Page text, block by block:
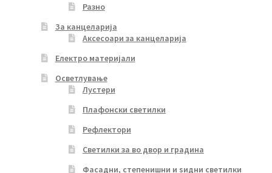
Разно
За канцеларија
Аксесоари за канцеларија
Електро материјали
Осветлување
Лустери
Плафонски светилки
Рефлектори
Светилки за во двор и градина
Фасадни, степенишни и ѕидни светилки